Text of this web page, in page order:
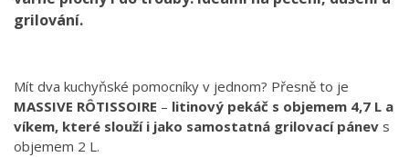
grilování.
Mít dva kuchyňské pomocníky v jednom? Přesně to je
MASSIVE RÔTISSOIRE – litinový pekáč s objemem 4,7 L a
víkem, které slouží i jako samostatná grilovací pánev s
objemem 2 L.